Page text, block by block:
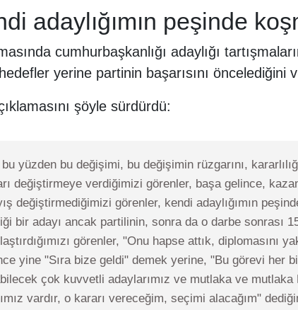
adaylığımın peşinde
cumhurbaşkanlığı adaylığı
yerine partinin başarısını öncelediğini
şöyle sürdürdü:
yüzden bu değişimi, bu değişimin rüzgarını,
değiştirmeye verdiğimizi görenler, başa gelince,
değiştirmediğimizi görenler, kendi adaylığımın
bir adayı ancak partilinin, sonra da o darbe sonrası
görenler, "Onu hapse attık, diplomasını
yine "Sıra bize geldi" demek yerine, "Bu görevi her
çok kuvvetli adaylarımız ve mutlaka ve mutlaka
vardır, o kararı vereceğim, seçimi alacağım"